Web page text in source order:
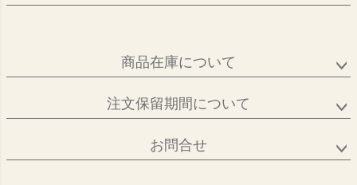
商品在庫について
注文保留期間について
お問合せ